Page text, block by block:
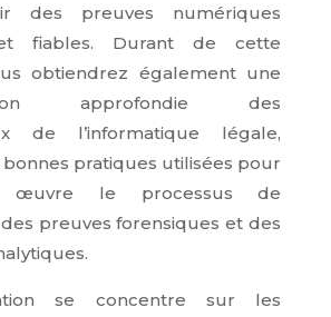
des preuves numériques
fiables. Durant de cette
obtiendrez également une
approfondie des
de l’informatique légale,
pratiques utilisées pour
œuvre le processus de
preuves forensiques et des
se concentre sur les